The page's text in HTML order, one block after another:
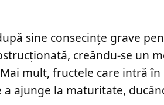
sine consecințe grave
creându-se un
mult, fructele care intră
ajunge la maturitate,